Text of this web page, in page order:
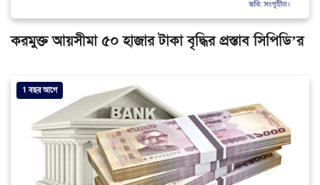
করমুক্ত আয়সীমা ৫০ হাজার টাকা বৃদ্ধির প্রস্তাব সিপিডি’র
1 বছর আগে